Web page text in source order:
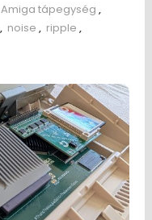
Amiga tápegység ,
, noise , ripple ,